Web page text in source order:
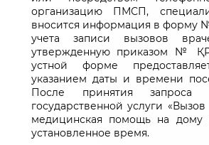
организацию ПМСП,
вносится информация в форму
учета записи вызовов
утвержденную приказом №
устной форме
указанием даты и времени
После принятия запроса
государственной услуги
медицинская помощь на дому
установленное время.